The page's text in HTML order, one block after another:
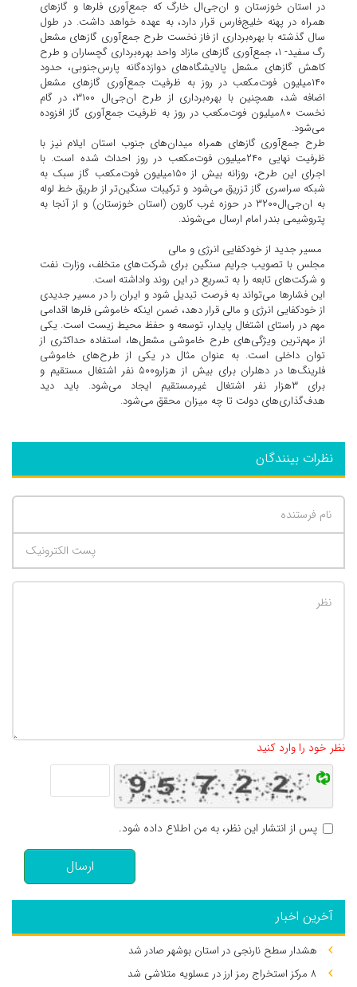
در استان خوزستان و ان‌جی‌ال خارگ که جمع‌آوری فلر‌ها و گاز‌های
همراه در پهنه خلیج‌فارس قرار دارد، به عهده خواهد داشت. در طول
سال گذشته با بهره‌برداری از فاز نخست طرح جمع‌آوری گاز‌های مشعل
رگ سفید- ۱، جمع‌آوری گاز‌های مازاد واحد بهره‌برداری گچساران و طرح
کاهش گاز‌های مشعل پالایشگاه‌های دوازده‌گانه پارس‌جنوبی، حدود
۱۴۰‌میلیون فوت‌مکعب در روز به ظرفیت جمع‌آوری گاز‌های مشعل
اضافه شد، همچنین با بهره‌برداری از طرح ان‌جی‌ال ۳۱۰۰، در گام
نخست ۸۰‌میلیون فوت‌مکعب در روز به ظرفیت جمع‌آوری گاز افزوده
می‌شود.
طرح جمع‌آوری گاز‌های همراه میدان‌های جنوب استان ایلام نیز با
ظرفیت نهایی ۲۴۰‌میلیون فوت‌مکعب در روز احداث شده است. با
اجرای این طرح، روزانه بیش از ۱۵۰‌میلیون فوت‌مکعب گاز سبک به
شبکه سراسری گاز تزریق می‌شود و ترکیبات سنگین‌تر از طریق خط لوله
به ان‌جی‌ال۳۲۰۰ در حوزه غرب کارون (استان خوزستان) و از آنجا به
پتروشیمی بندر امام ارسال می‌شوند.
مسیر جدید از خودکفایی انرژی و مالی
مجلس با تصویب جرایم سنگین برای شرکت‌های متخلف، وزارت نفت
و شرکت‌های تابعه را به تسریع در این روند واداشته است.
این فشار‌ها می‌تواند به فرصت تبدیل شود و ایران را در مسیر جدیدی
از خودکفایی انرژی و مالی قرار دهد، ضمن اینکه خاموشی فلر‌ها اقدامی
مهم در راستای اشتغال پایدار، توسعه و حفظ محیط زیست است. یکی
از مهم‌ترین ویژگی‌های طرح خاموشی مشعل‌ها، استفاده حداکثری از
توان داخلی است. به عنوان مثال در یکی از طرح‌های خاموشی
فلرینگ‌ها در دهلران برای بیش از هزارو۵۰۰ نفر اشتغال مستقیم و
برای ۳هزار نفر اشتغال غیرمستقیم ایجاد می‌شود. باید دید
هدف‌گذاری‌های دولت تا چه میزان محقق می‌شود.
نظرات بینندگان
نظر خود را وارد کنید
پس از انتشار این نظر، به من اطلاع داده شود.
ارسال
آخرین اخبار
هشدار سطح نارنجی در استان بوشهر صادر شد
۸ مرکز استخراج رمز ارز در عسلویه متلاشی شد